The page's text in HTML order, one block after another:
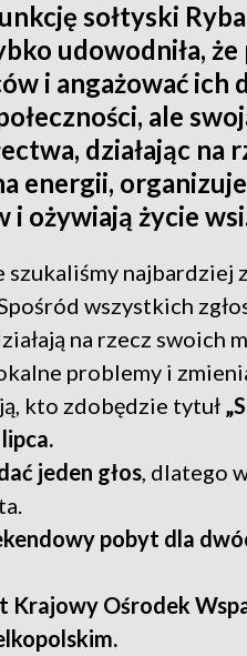
sołtyski
udowodniła,
i angażować ich
ale
działając na
energii,
i ożywiają życie
najbardziej
wszystkich
na rzecz swoich
problemy i
kto zdobędzie tytuł
jeden głos , dlatego
pobyt dla
Krajowy Ośrodek